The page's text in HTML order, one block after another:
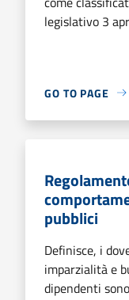
legislativo 3
GO TO PAGE
pubblici
Definisce, i
imparzialità e
dipendenti